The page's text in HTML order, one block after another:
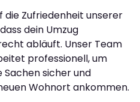
Zufriedenheit unserer
dein Umzug
abläuft. Unser Team
professionell, um
Sachen sicher und
Wohnort ankommen.